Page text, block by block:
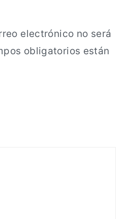
electrónico no será
obligatorios están